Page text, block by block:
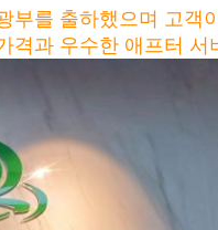
를 출하했으며 고객
과 우수한 애프터 서